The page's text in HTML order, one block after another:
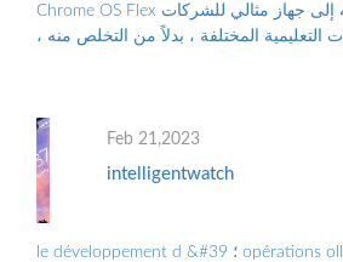
Chrome OS Flex القديم يمكن تحويله إلى جهاز مثالي للشركات
التعليمية المختلفة ، بدلاً من التخلص منه ،
Feb 21,2023
intelligentwatch
le développement d &#39 ؛ opérations ollointes est essentiel ،